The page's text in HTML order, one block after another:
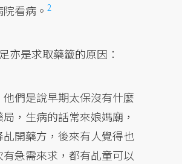
院看病。2
亦是求取藥籤的原因：
他們是說早期太保沒有什麼
，生病的話常來娘媽廟，
乩開藥方，後來有人覺得也
急需來求，都有乩童可以